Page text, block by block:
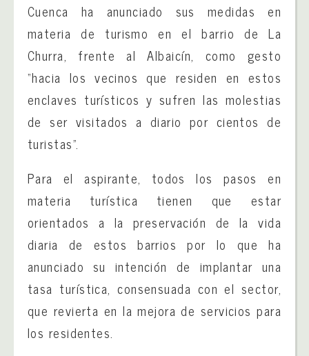
Cuenca ha anunciado sus medidas en
materia de turismo en el barrio de La
Churra, frente al Albaicín, como gesto
“hacia los vecinos que residen en estos
enclaves turísticos y sufren las molestias
de ser visitados a diario por cientos de
turistas”.
Para el aspirante, todos los pasos en
materia turística tienen que estar
orientados a la preservación de la vida
diaria de estos barrios por lo que ha
anunciado su intención de implantar una
tasa turística, consensuada con el sector,
que revierta en la mejora de servicios para
los residentes.